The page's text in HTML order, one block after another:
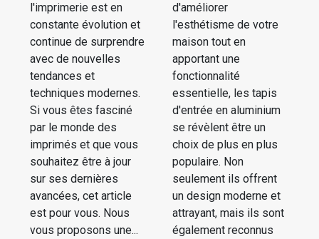
l'imprimerie est en
constante évolution et
continue de surprendre
avec de nouvelles
tendances et
techniques modernes.
Si vous êtes fasciné
par le monde des
imprimés et que vous
souhaitez être à jour
sur ses dernières
avancées, cet article
est pour vous. Nous
vous proposons une...
d'améliorer
l'esthétisme de votre
maison tout en
apportant une
fonctionnalité
essentielle, les tapis
d'entrée en aluminium
se révèlent être un
choix de plus en plus
populaire. Non
seulement ils offrent
un design moderne et
attrayant, mais ils sont
également reconnus